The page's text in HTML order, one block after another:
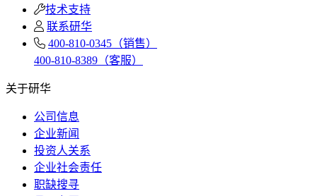
技术支持
联系研华
400-810-0345（销售）
400-810-8389（客服）
关于研华
公司信息
企业新闻
投资人关系
企业社会责任
职缺搜寻